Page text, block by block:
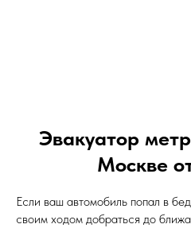
Эвакуатор
Москве
Если ваш автомобиль попал в
своим ходом добраться до